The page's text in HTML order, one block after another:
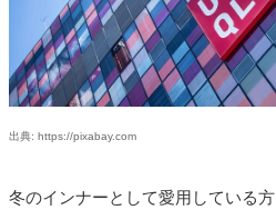
出典: https://pixabay.com
冬のインナーとして愛用している